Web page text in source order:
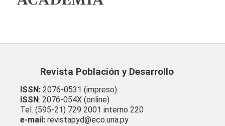
Revista Población y Desarrollo
ISSN:2076-0531 (impreso)
ISSN: 2076-054X (online)
Tel. (595-21) 729 2001 interno 220
e-mail:revistapyd@eco.una.py